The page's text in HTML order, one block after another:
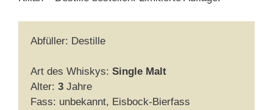
Abfüller: Destille
Art des Whiskys: Single Malt
Alter: 3 Jahre
Fass: unbekannt, Eisbock-Bierfass